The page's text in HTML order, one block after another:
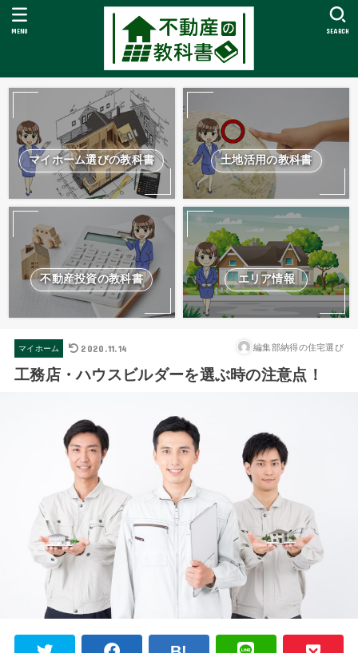
SEARCH
MENU
マイホーム選びの教科書 土地活用の教科書
不動産投資の教科書 エリア情報
マイホーム 2020.11.14 編集部納得の住宅選び
工務店・ハウスビルダーを選ぶ時の注意点！